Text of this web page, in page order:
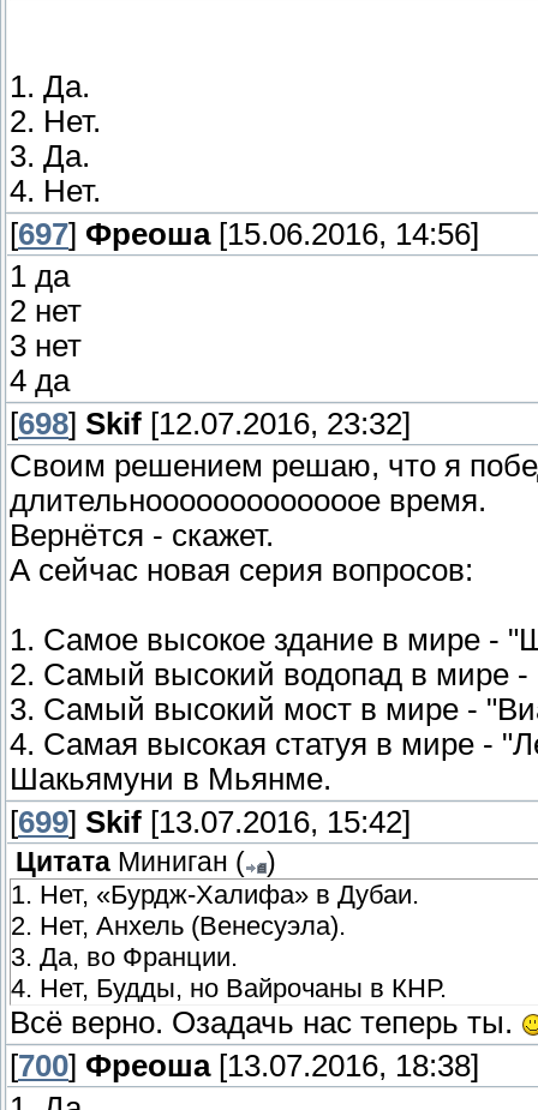
1. Да.
2. Нет.
3. Да.
4. Нет.
[697] Фреоша[15.06.2016, 14:56]
1 да
2 нет
3 нет
4 да
[698] Skif [12.07.2016, 23:32]
Своим решением решаю, что я
длительнооооооооооооое время.
Вернётся - скажет.
А сейчас новая серия вопросов:
1. Самое высокое здание в мире -
2. Самый высокий водопад в мире -
3. Самый высокий мост в мире -
4. Самая высокая статуя в мире -
Шакьямуни в Мьянме.
[699] Skif [13.07.2016, 15:42]
Цитата Миниган (
)
1. Нет, «Бурдж-Халифа» в Дубаи.
2. Нет, Анхель (Венесуэла).
3. Да, во Франции.
4. Нет, Будды, но Вайрочаны в КНР.
Всё верно. Озадачь нас теперь ты.
[700] Фреоша[13.07.2016, 18:38]